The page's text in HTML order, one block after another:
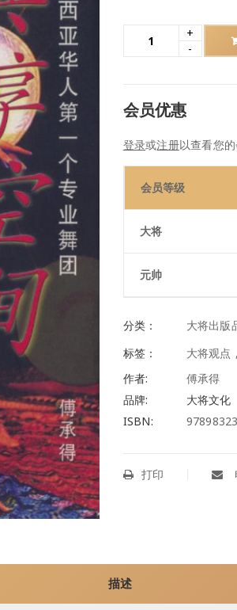
会员优惠
登录或注册以查看您
会员等级
大将
元帅
分类： 大将出版
标签：
大将观点
作者:
傅承得
品牌:
大将文化
ISBN:
打印
描述